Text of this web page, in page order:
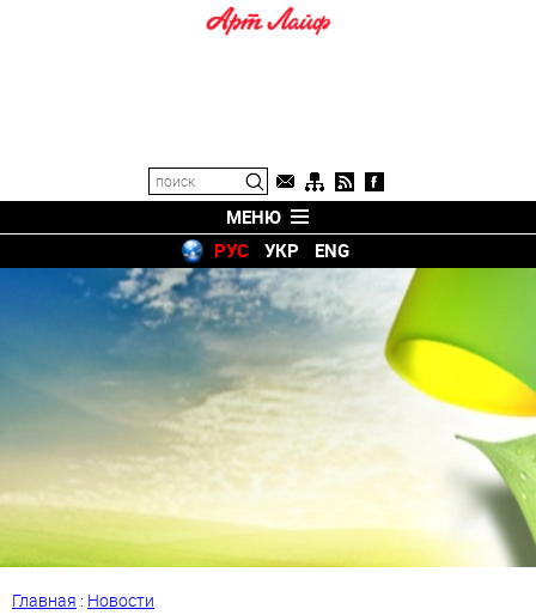
МЕНЮ
РУС
УКР ENG
Главная : Новости